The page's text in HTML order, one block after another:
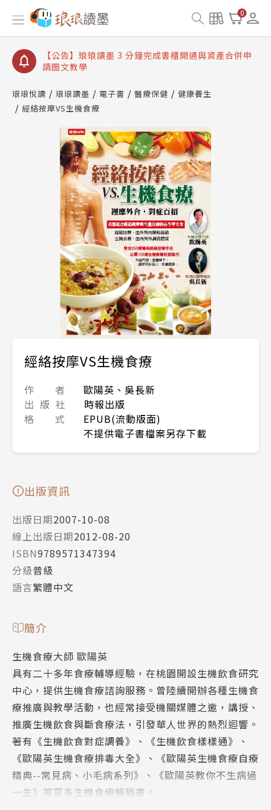
0
【公告】琅琅讀墨數位閱讀資產合併與書櫃開通申請
【公告】琅琅讀墨書櫃開通常見問題
【公告】琅琅讀墨 3 分鐘完成書櫃開通與資產合併申
請圖文教學
查詢
【公告】琅琅讀墨數位閱讀資產合併與書櫃開通申請
琅琅悅讀 琅琅讀墨 電子書 醫療保健
健康養生
經絡按摩VS生機食療
經絡按摩VS生機食療
作 者
歐陽英、吳長新
出 版 社
時報出版
格 式
EPUB(流動版面)
不提供電子書檔案另存下載
出版資訊
出版日期2007-10-08
線上出版日期2012-08-20
ISBN9789571347394
分級普級
語言繁體中文
簡介
生機食療大師 歐陽英
具有二十多年食療輔導經驗，在桃園開設生機飲食研究
中心，提供生機食療諮詢服務。曾陸續開辦各種生機食
療推廣與教學活動，也經常接受機關媒體之邀，講授、
推廣生機飲食與斷食療法，引發華人世界的熱烈迴響。
著有《生機飲食對症調養》、《生機飲食樣樣通》、
《歐陽英生機食療排毒大全》、《歐陽英生機食療自療
精典--常見病、小毛病系列》、《歐陽英教你不生病過
一生》等眾多生機食療暢銷書。